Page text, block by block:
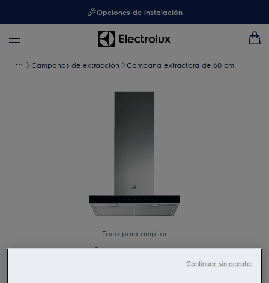
Opciones de instalación
Campanas de extracción Campana extractora de 60 cm
Toca para ampliar
Continuar sin aceptar